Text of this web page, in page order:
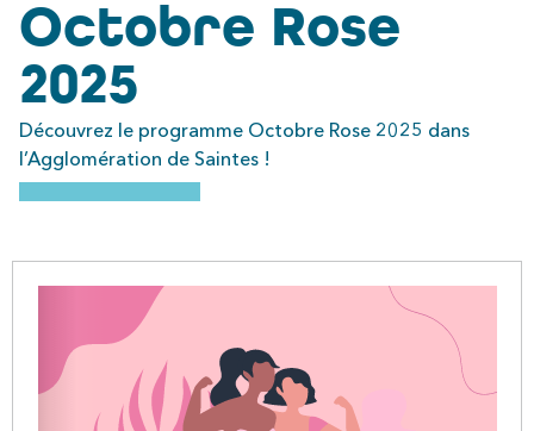
Octobre Rose
2025
Découvrez le programme Octobre Rose 2025 dans
l’Agglomération de Saintes !